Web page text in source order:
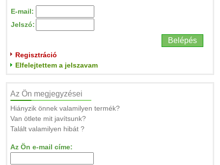
E-mail:
Jelszó:
Regisztráció
Elfelejtettem a jelszavam
Az Ön megjegyzései
Hiányzik önnek valamilyen termék?
Van ötlete mit javítsunk?
Talált valamilyen hibát ?
Az Ön e-mail címe: